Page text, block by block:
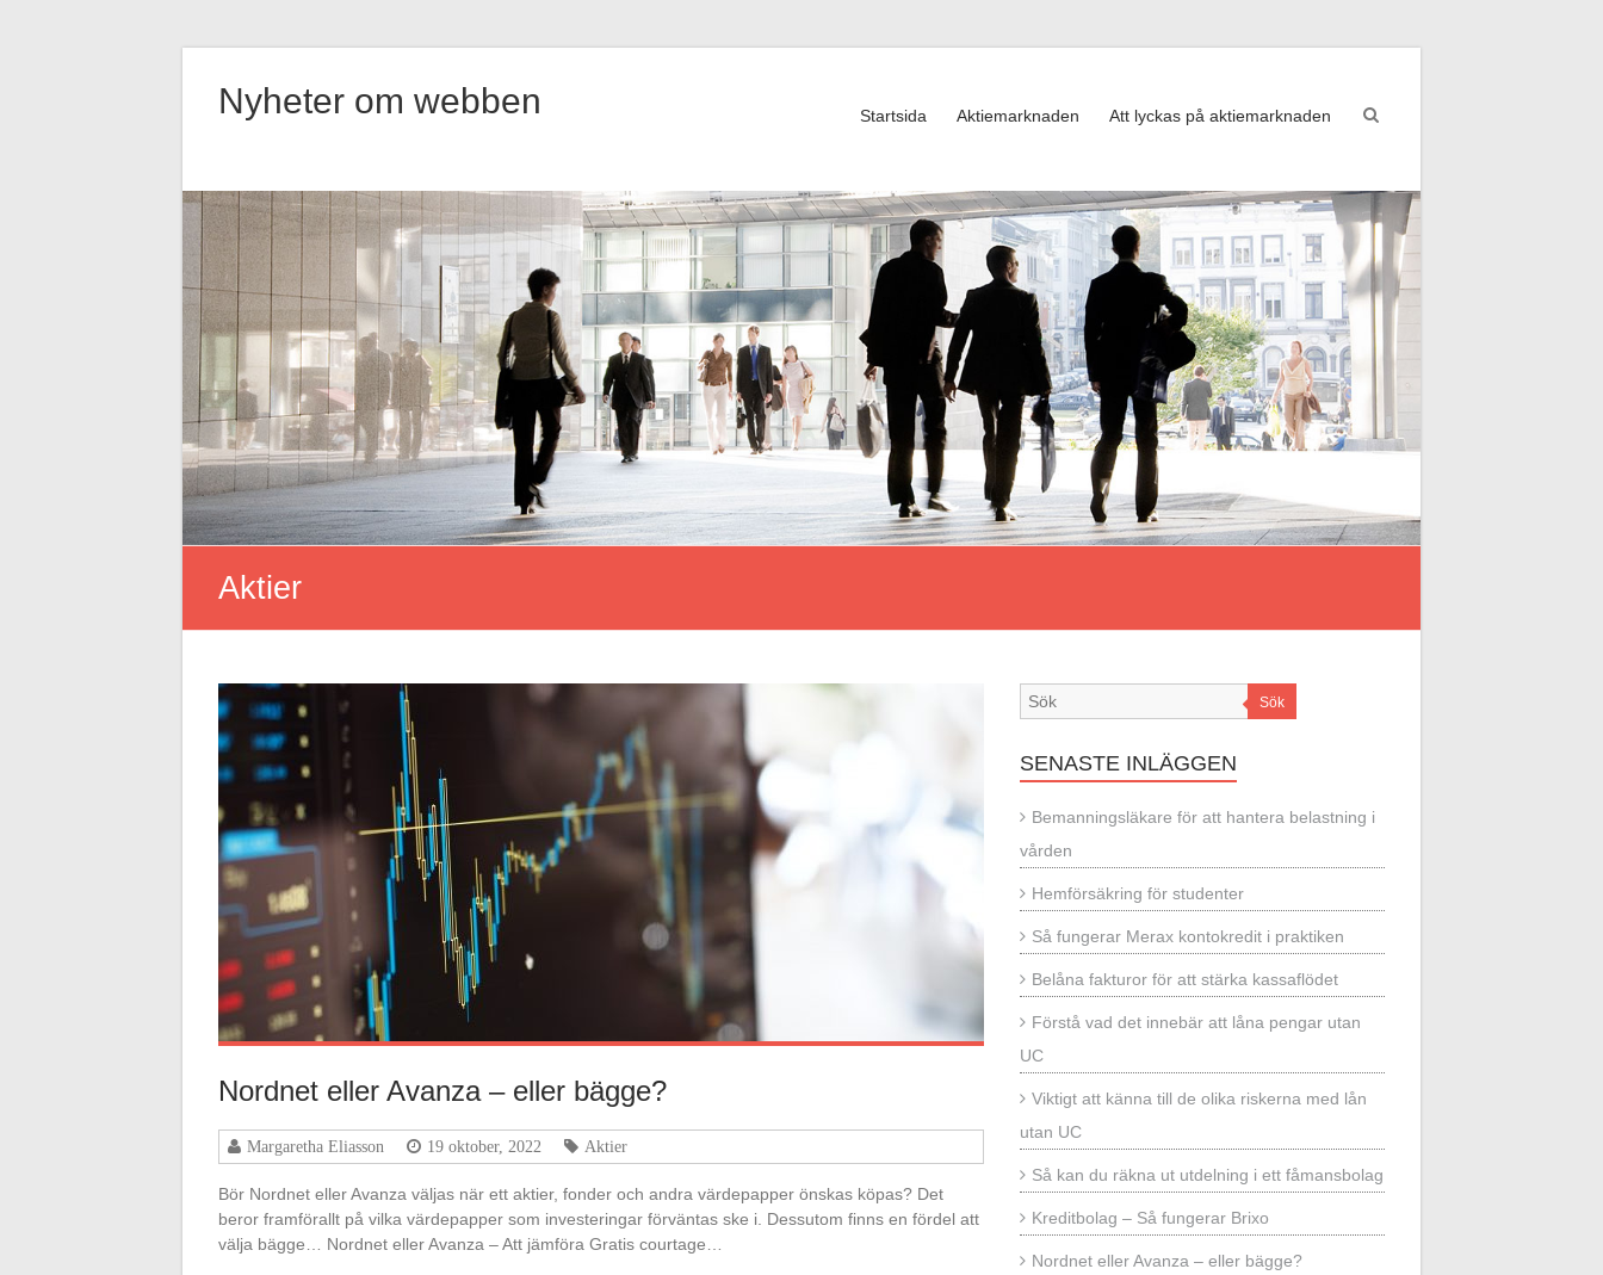
innehållNyheter om webben Startsida Aktiemarknaden Att lyckas på aktiemarknaden
Aktier
Nordnet eller Avanza – eller bägge?
Margaretha Eliasson 19 oktober, 2022 Aktier
Bör Nordnet eller Avanza väljas när ett aktier, fonder och andra värdepapper önskas köpas? Det
beror framförallt på vilka värdepapper som investeringar förväntas ske i. Dessutom finns en fördel att
välja bägge… Nordnet eller Avanza – Att jämföra Gratis courtage…
Sök
SENASTE INLÄGGEN
Bemanningsläkare för att hantera belastning i
vården
Hemförsäkring för studenter
Så fungerar Merax kontokredit i praktiken
Belåna fakturor för att stärka kassaflödet
Förstå vad det innebär att låna pengar utan
UC
Viktigt att känna till de olika riskerna med lån
utan UC
Så kan du räkna ut utdelning i ett fåmansbolag
Kreditbolag – Så fungerar Brixo
Nordnet eller Avanza – eller bägge?